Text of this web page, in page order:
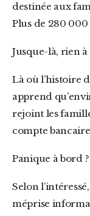
destinée aux
Plus de 280
Jusque-là, rien
Là où l’histoire devient intéressante, c’est lorsqu’on
apprend
rejoint les
compte
Panique à bord
Selon l’intéressé, il s’agirait d’une gigantesque
méprise